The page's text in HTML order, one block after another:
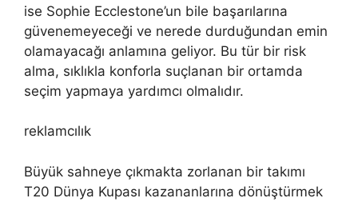
ise Sophie Ecclestone’un bile başarılarına
güvenemeyeceği ve nerede durduğundan emin
olamayacağı anlamına geliyor. Bu tür bir risk
alma, sıklıkla konforla suçlanan bir ortamda
seçim yapmaya yardımcı olmalıdır.
reklamcılık
Büyük sahneye çıkmakta zorlanan bir takımı
T20 Dünya Kupası kazananlarına dönüştürmek